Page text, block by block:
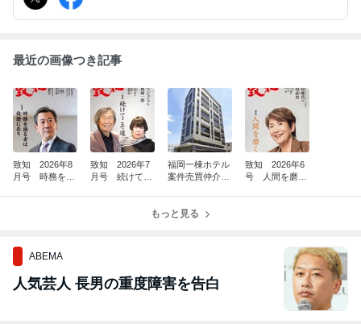
最近の画像つき記事
致知 2026年8
月号 時務を識
致知 2026年7
月号 続けてこ
福岡一棟ホテル
案件売買仲介完
致知 2026年6
号 人間を磨
もっと見る
ABEMA
人気芸人 長男の重度障害を告白